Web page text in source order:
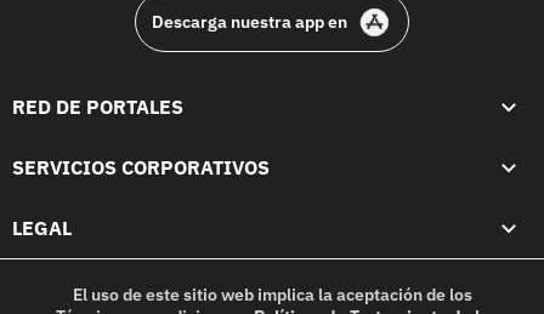
Descarga nuestra app en
RED DE PORTALES
SERVICIOS CORPORATIVOS
LEGAL
El uso de este sitio web implica la aceptación de los